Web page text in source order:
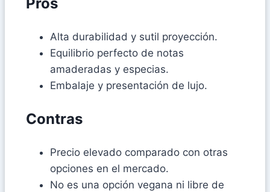
Alta durabilidad y sutil proyección.
Equilibrio perfecto de notas
amaderadas y especias.
Embalaje y presentación de lujo.
Contras
Precio elevado comparado con otras
opciones en el mercado.
No es una opción vegana ni libre de